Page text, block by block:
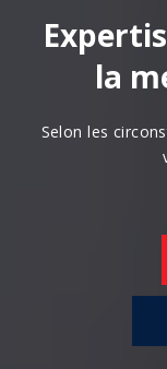
la
Selon les